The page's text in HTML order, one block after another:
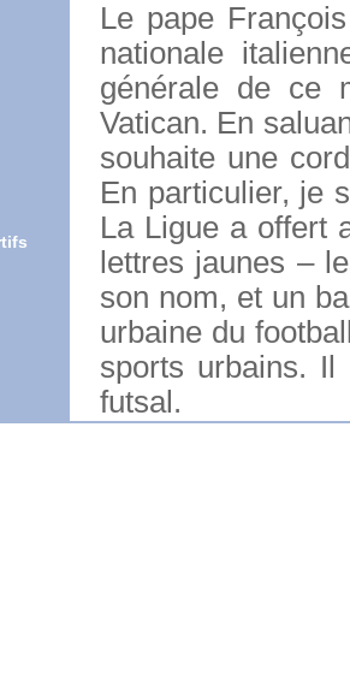
Le pape
nationale
générale de ce
Vatican. En
souhaite une
En particulier, je
La Ligue a offert
lettres jaunes –
son nom, et un
urbaine du
sports urbains.
futsal.